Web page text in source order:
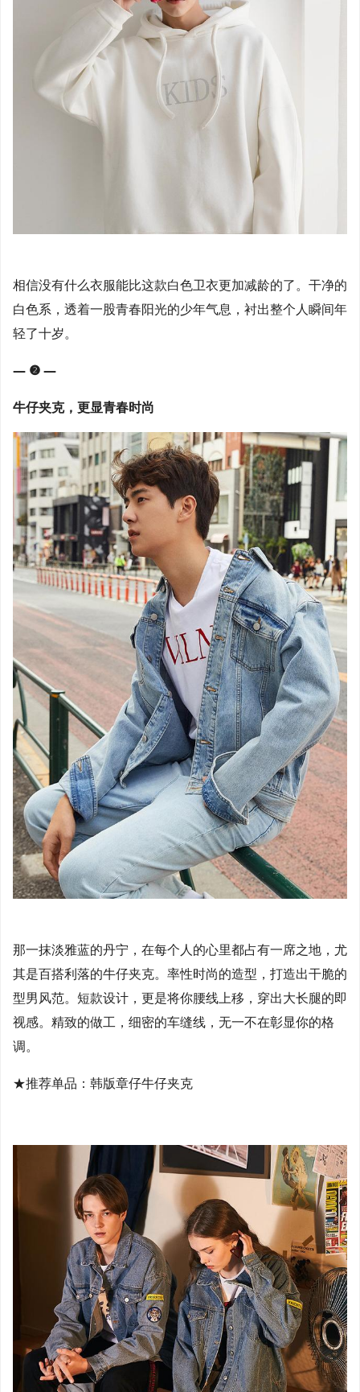
相信没有什么衣服能比这款白色卫衣更加减龄的了。干净的
白色系，透着一股青春阳光的少年气息，衬出整个人瞬间年
轻了十岁。
— ❷ —
牛仔夹克，更显青春时尚
那一抹淡雅蓝的丹宁，在每个人的心里都占有一席之地，尤
其是百搭利落的牛仔夹克。率性时尚的造型，打造出干脆的
型男风范。短款设计，更是将你腰线上移，穿出大长腿的即
视感。精致的做工，细密的车缝线，无一不在彰显你的格
调。
★推荐单品：韩版章仔牛仔夹克